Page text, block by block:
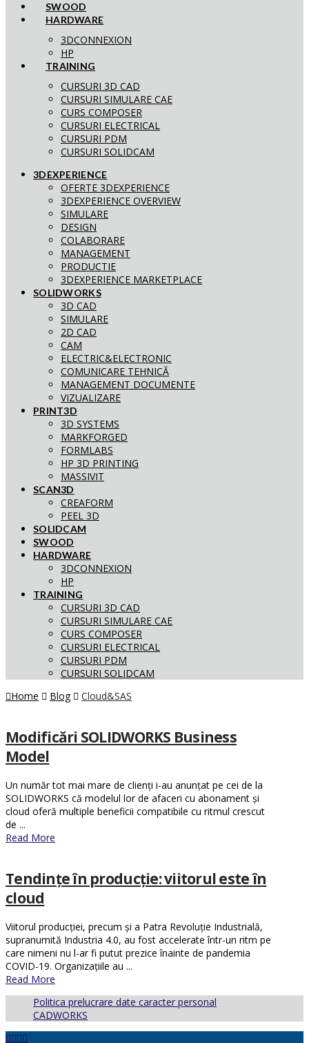
SWOOD
HARDWARE
3DCONNEXION
HP
TRAINING
CURSURI 3D CAD
CURSURI SIMULARE CAE
CURS COMPOSER
CURSURI ELECTRICAL
CURSURI PDM
CURSURI SOLIDCAM
3DEXPERIENCE
OFERTE 3DEXPERIENCE
3DEXPERIENCE OVERVIEW
SIMULARE
DESIGN
COLABORARE
MANAGEMENT
PRODUCTIE
3DEXPERIENCE MARKETPLACE
SOLIDWORKS
3D CAD
SIMULARE
2D CAD
CAM
ELECTRIC&ELECTRONIC
COMUNICARE TEHNICĂ
MANAGEMENT DOCUMENTE
VIZUALIZARE
PRINT3D
3D SYSTEMS
MARKFORGED
FORMLABS
HP 3D PRINTING
MASSIVIT
SCAN3D
CREAFORM
PEEL 3D
SOLIDCAM
SWOOD
HARDWARE
3DCONNEXION
HP
TRAINING
CURSURI 3D CAD
CURSURI SIMULARE CAE
CURS COMPOSER
CURSURI ELECTRICAL
CURSURI PDM
CURSURI SOLIDCAM
Home
Blog Cloud&SAS
Modificări SOLIDWORKS Business
Model
Un număr tot mai mare de clienți i-au anunțat pe cei de la
SOLIDWORKS că modelul lor de afaceri cu abonament și
cloud oferă multiple beneficii compatibile cu ritmul crescut
de ...
Read More
Tendințe în producție: viitorul este în
cloud
Viitorul producției, precum și a Patra Revoluție Industrială,
supranumită Industria 4.0, au fost accelerate într-un ritm pe
care nimeni nu l-ar fi putut prezice înainte de pandemia
COVID-19. Organizațiile au ...
Read More
Politica prelucrare date caracter personal
CADWORKS